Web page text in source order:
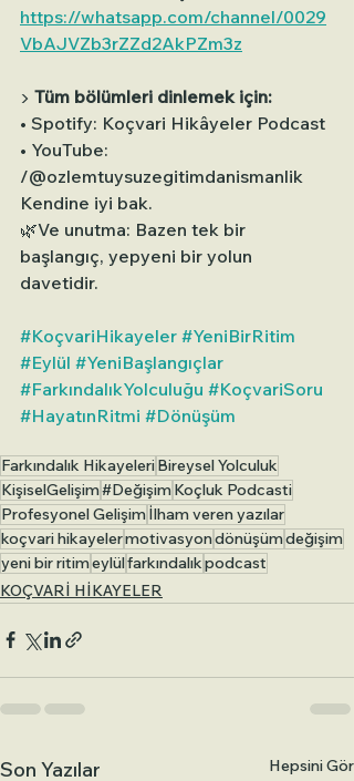
https://whatsapp.com/channel/0029
VbAJVZb3rZZd2AkPZm3z
▶️ Tüm bölümleri dinlemek için:
• Spotify: Koçvari Hikâyeler Podcast
• YouTube:
/@ozlemtuysuzegitimdanismanlik
Kendine iyi bak.
🌿Ve unutma: Bazen tek bir
başlangıç, yepyeni bir yolun
davetidir.
#KoçvariHikayeler #YeniBirRitim
#Eylül #YeniBaşlangıçlar
#FarkındalıkYolculuğu #KoçvariSoru
#HayatınRitmi #Dönüşüm
Farkındalık HikayeleriBireysel Yolculuk
KişiselGelişim#DeğişimKoçluk Podcasti
Profesyonel Gelişimİlham veren yazılar
koçvari hikayelermotivasyondönüşümdeğişim
yeni bir ritimeylülfarkındalıkpodcast
KOÇVARİ HİKAYELER
Son Yazılar Hepsini Gör